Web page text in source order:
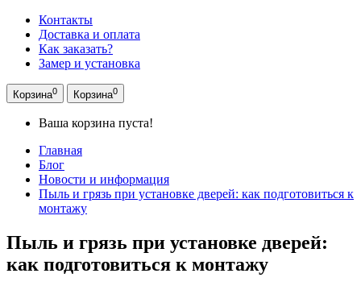
Контакты
Доставка и оплата
Как заказать?
Замер и установка
Корзина0 Корзина0
Ваша корзина пуста!
Главная
Блог
Новости и информация
Пыль и грязь при установке дверей: как подготовиться к
монтажу
Пыль и грязь при установке дверей:
как подготовиться к монтажу